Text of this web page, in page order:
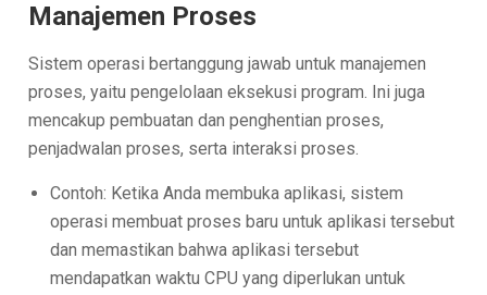
Manajemen Proses
Sistem operasi bertanggung jawab untuk manajemen
proses, yaitu pengelolaan eksekusi program. Ini juga
mencakup pembuatan dan penghentian proses,
penjadwalan proses, serta interaksi proses.
Contoh: Ketika Anda membuka aplikasi, sistem
operasi membuat proses baru untuk aplikasi tersebut
dan memastikan bahwa aplikasi tersebut
mendapatkan waktu CPU yang diperlukan untuk